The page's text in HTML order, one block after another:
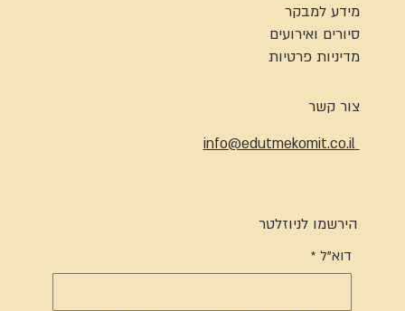
מידע למבקר
סיורים ואירועים
מדיניות פרטיות
צור קשר
info@edutmekomit.co.il
הירשמו לניוזלטר
דוא"ל *